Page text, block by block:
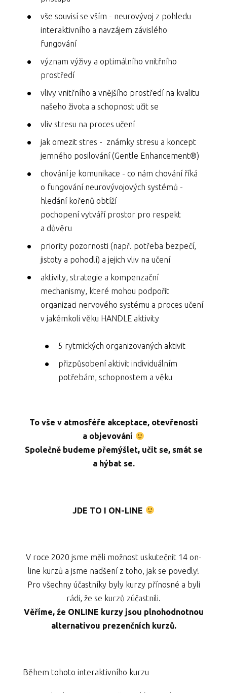
vše souvisí se vším - neurovývoj z pohledu
interaktivního a navzájem závislého
fungování
význam výživy a optimálního vnitřního
prostředí
vlivy vnitřního a vnějšího prostředí na kvalitu
našeho života a schopnost učit se
vliv stresu na proces učení
jak omezit stres - známky stresu a koncept
jemného posilování (Gentle Enhancement®)
chování je komunikace - co nám chování říká
o fungování neurovývojových systémů -
hledání kořenů obtíží
pochopení vytváří prostor pro respekt
a důvěru
priority pozornosti (např. potřeba bezpečí,
jistoty a pohodlí) a jejich vliv na učení
aktivity, strategie a kompenzační
mechanismy, které mohou podpořit
organizaci nervového systému a proces učení
v jakémkoli věku HANDLE aktivity
5 rytmických organizovaných aktivit
přizpůsobení aktivit individuálním
potřebám, schopnostem a věku
To vše v atmosféře akceptace, otevřenosti
a objevování
Společně budeme přemýšlet, učit se, smát se
a hýbat se.
JDE TO I ON-LINE
V roce 2020 jsme měli možnost uskutečnit 14 on-
line kurzů a jsme nadšení z toho, jak se povedly!
Pro všechny účastníky byly kurzy přínosné a byli
rádi, že se kurzů zúčastnili.
Věříme, že ONLINE kurzy jsou plnohodnotnou
alternativou prezenčních kurzů.
Během tohoto interaktivního kurzu